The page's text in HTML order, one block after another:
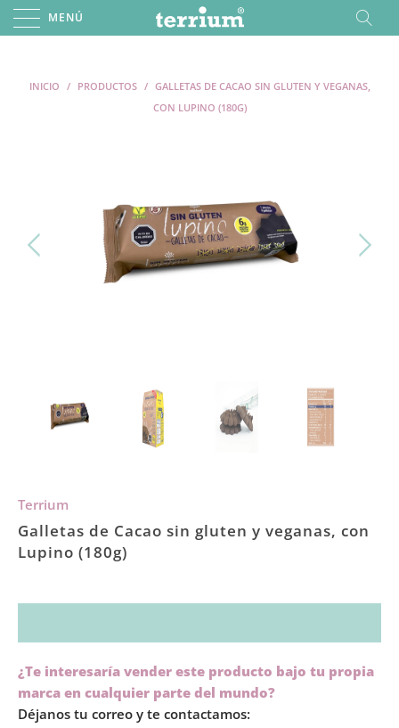
MENÚ
INICIO / PRODUCTOS / GALLETAS DE CACAO SIN GLUTEN Y VEGANAS,
CON LUPINO (180G)
Terrium
Galletas de Cacao sin gluten y veganas, con
Lupino (180g)
TRANSLATION
MISSING:
ES.PRODUCTS.NOTIFY_FORM.DESCRIPTION:
¿Te interesaría vender este producto bajo tu propia
marca en cualquier parte del mundo?
Déjanos tu correo y te contactamos: